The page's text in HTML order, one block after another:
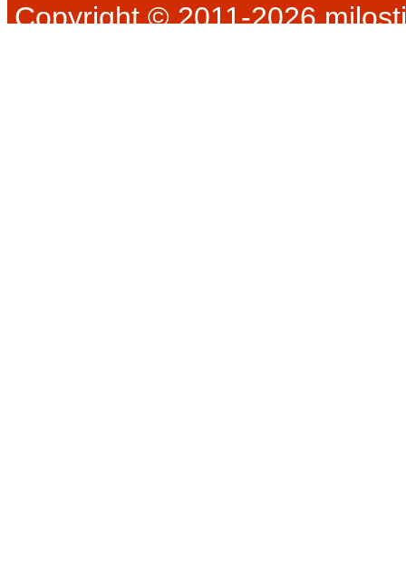
Copyright © 2011-2026